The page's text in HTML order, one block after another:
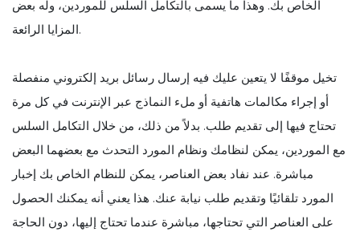
الخاص بك. وهذا ما يسمى بالتكامل السلس للموردين، وله بعض
المزايا الرائعة.
تخيل موقفًا لا يتعين عليك فيه إرسال رسائل بريد إلكتروني منفصلة
أو إجراء مكالمات هاتفية أو ملء النماذج عبر الإنترنت في كل مرة
تحتاج فيها إلى تقديم طلب. بدلاً من ذلك، من خلال التكامل السلس
مع الموردين، يمكن لنظامك ونظام المورد التحدث مع بعضهما البعض
مباشرة. عند نفاد بعض العناصر، يمكن للنظام الخاص بك إخبار
المورد تلقائيًا وتقديم طلب نيابة عنك. هذا يعني أنه يمكنك الحصول
على العناصر التي تحتاجها، مباشرة عندما تحتاج إليها، دون الحاجة